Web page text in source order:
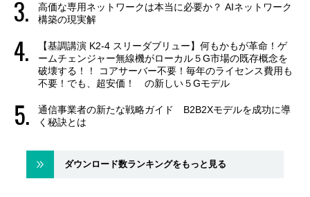
高価な専用ネットワークは本当に必要か？ AIネットワーク
構築の現実解
【基調講演 K2-4 スリーダブリュー】何もかもが革命！ゲ
ームチェンジャー無線機がローカル５G市場の既存概念を
破壊する！！ コアサーバー不要！毎年のライセンス費用も
不要！でも、超安価！ の新しい５Gモデル
通信事業者の新たな戦略ガイド B2B2Xモデルを成功に導
く秘訣とは
ダウンロード数ランキングをもっと見る